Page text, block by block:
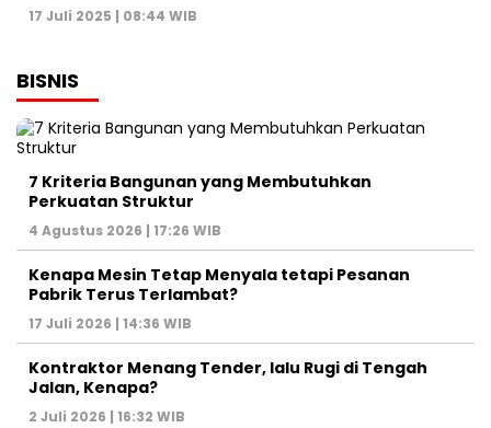
17 Juli 2025 | 08:44 WIB
BISNIS
7 Kriteria Bangunan yang Membutuhkan
Perkuatan Struktur
4 Agustus 2026 | 17:26 WIB
Kenapa Mesin Tetap Menyala tetapi Pesanan
Pabrik Terus Terlambat?
17 Juli 2026 | 14:36 WIB
Kontraktor Menang Tender, lalu Rugi di Tengah
Jalan, Kenapa?
2 Juli 2026 | 16:32 WIB